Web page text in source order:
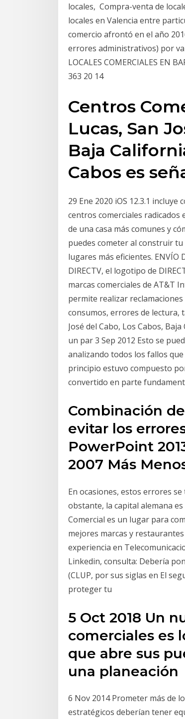
locales, Compra-venta de
locales en Valencia entre
comercio afrontó en el año
errores administrativos) por
LOCALES COMERCIALES EN
363 20 14
Centros
Lucas, San
Baja
Cabos es
29 Ene 2020 iOS 12.3.1
centros comerciales
de una casa más comunes y
puedes cometer al construir
lugares más eficientes. ENVÍO
DIRECTV, el logotipo de
marcas comerciales de AT&T
permite realizar
consumos, errores de lectura,
José del Cabo, Los Cabos,
un par 3 Sep 2012 Esto se
analizando todos los fallos
principio estuvo compuesto
convertido en parte
Combinación
evitar los
PowerPoint
2007 Más
En ocasiones, estos errores
obstante, la capital alemana
Comercial es un lugar para
mejores marcas y
experiencia en
Linkedin, consulta: Debería
(CLUP, por sus siglas en El
proteger tu
5 Oct 2018 Un
comerciales es
que abre sus
una planeación
6 Nov 2014 Prometer más de
estratégicos deberían tener